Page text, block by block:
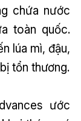
chứa nước
toàn quốc.
lúa mì, đậu,
tổn thương.
ước